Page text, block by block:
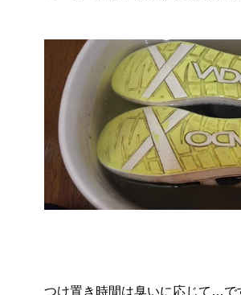
つけ置き時間は臭いに応じて…で